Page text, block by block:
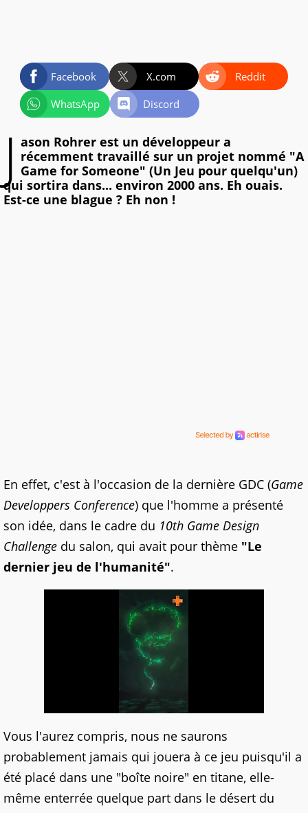
Facebook X.com
Reddit
WhatsApp
Discord
J ason Rohrer est un développeur a
récemment travaillé sur un projet nommé "A
Game for Someone" (Un Jeu pour quelqu'un)
qui sortira dans... environ 2000 ans. Eh ouais.
Est-ce une blague ? Eh non !
En effet, c'est à l'occasion de la dernière GDC (Game
Developpers Conference) que l'homme a présenté
son idée, dans le cadre du 10th Game Design
Challenge du salon, qui avait pour thème "Le
dernier jeu de l'humanité".
Vous l'aurez compris, nous ne saurons
probablement jamais qui jouera à ce jeu puisqu'il a
été placé dans une "boîte noire" en titane, elle-
même enterrée quelque part dans le désert du